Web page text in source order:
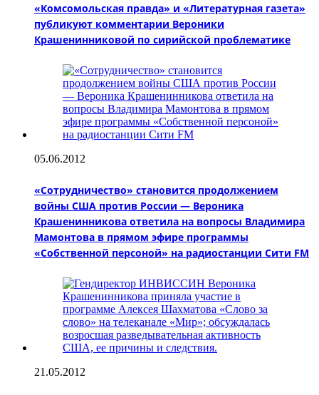
«Комсомольская правда» и «Литературная газета»
публикуют комментарии Вероники
Крашенинниковой по сирийской проблематике
05.06.2012
«Сотрудничество» становится продолжением
войны США против России — Вероника
Крашенинникова ответила на вопросы Владимира
Мамонтова в прямом эфире программы
«Собственной персоной» на радиостанции Сити FM
21.05.2012